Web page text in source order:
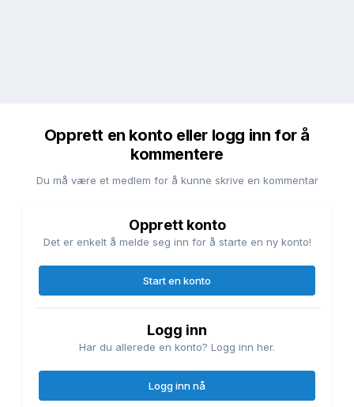
Opprett en konto eller logg inn for å
kommentere
Du må være et medlem for å kunne skrive en kommentar
Opprett konto
Det er enkelt å melde seg inn for å starte en ny konto!
Start en konto
Logg inn
Har du allerede en konto? Logg inn her.
Logg inn nå